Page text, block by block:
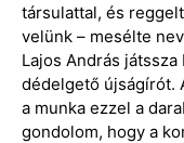
társulattal, és
velünk – mesélte
Lajos András
dédelgető újságírót.
a munka ezzel a
gondolom, hogy a